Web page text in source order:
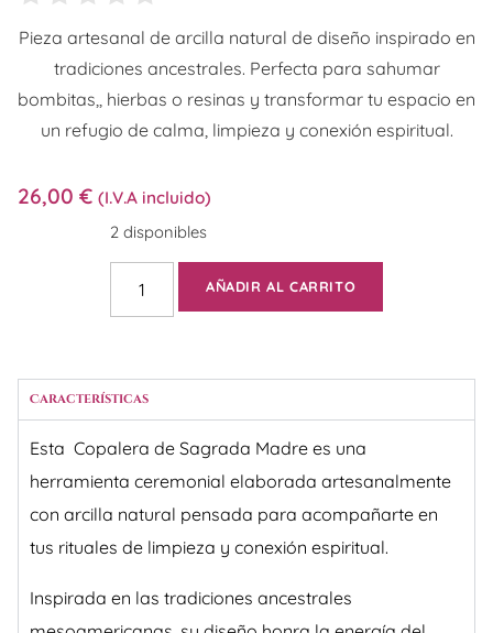
Pieza artesanal de arcilla natural de diseño inspirado en
tradiciones ancestrales. Perfecta para sahumar
bombitas,, hierbas o resinas y transformar tu espacio en
un refugio de calma, limpieza y conexión espiritual.
26,00 € (I.V.A incluido)
2 disponibles
AÑADIR AL CARRITO
Características
Esta Copalera de Sagrada Madre es una
herramienta ceremonial elaborada artesanalmente
con arcilla natural pensada para acompañarte en
tus rituales de limpieza y conexión espiritual.
Inspirada en las tradiciones ancestrales